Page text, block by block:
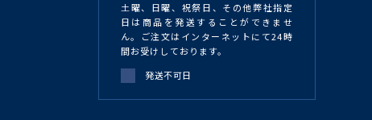
土曜、日曜、祝祭日、その他弊社指定
日は商品を発送することができませ
ん。ご注文はインターネットにて24時
間お受けしております。
発送不可日